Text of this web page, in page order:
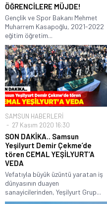
ÖĞRENCİLERE MÜJDE!
Gençlik ve Spor Bakanı Mehmet
Muharrem Kasapoğlu, 2021-2022
eğitim öğretim...
SAMSUN HABERLERİ
27 Kasım 2020 16:30
SON DAKİKA.. Samsun
Yeşilyurt Demir Çekme’de
tören CEMAL YEŞİLYURT’A
VEDA
Vefatıyla büyük üzüntü yaratan iş
dünyasının duayen
sanayicilerinden, Yeşilyurt Grup...